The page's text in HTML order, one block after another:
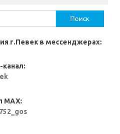
г.Певек в мессенджерах:
MAX: